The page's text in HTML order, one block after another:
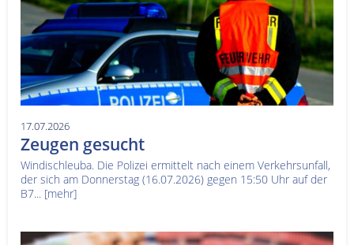
17.07.2026
Zeugen gesucht
Windischleuba. Die Polizei ermittelt nach einem Verkehrsunfall,
der sich am Donnerstag (16.07.2026) gegen 15:50 Uhr auf der
B7... [mehr]